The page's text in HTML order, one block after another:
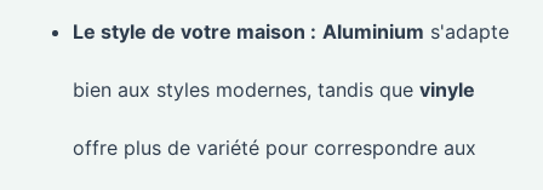
Le style de votre maison : Aluminium s'adapte
bien aux styles modernes, tandis que vinyle
offre plus de variété pour correspondre aux